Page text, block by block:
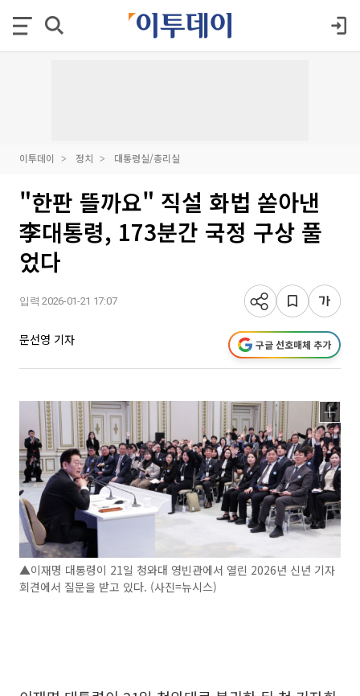
이투데이 정치 대통령실/총리실
"한판 뜰까요" 직설 화법 쏟아낸
李대통령, 173분간 국정 구상 풀
었다
입력 2026-01-21 17:07
문선영 기자 구글 선호매체 추가
▲이재명 대통령이 21일 청와대 영빈관에서 열린 2026년 신년 기자
회견에서 질문을 받고 있다. (사진=뉴시스)